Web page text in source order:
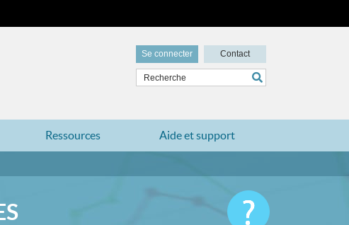
Se connecter Contact
Ressources Aide et support